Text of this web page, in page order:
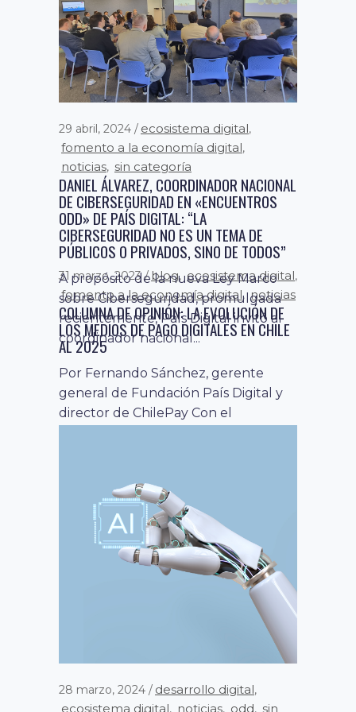
29 abril, 2024 ecosistema digital,
fomento a la economía digital,
noticias, sin categoría
DANIEL ÁLVAREZ, COORDINADOR NACIONAL
DE CIBERSEGURIDAD EN «ENCUENTROS
ODD» DE PAÍS DIGITAL: “LA
CIBERSEGURIDAD NO ES UN TEMA DE
PÚBLICOS O PRIVADOS, SINO DE TODOS”
A propósito de la nueva Ley Marco
sobre Ciberseguridad, promulgada
recientemente, País Digital invitó al
coordinador nacional...
28 marzo, 2024 desarrollo digital,
ecosistema digital, noticias, odd, sin
31 marzo, 2023 blog,ecosistema digital,
fomento a la economía digital,noticias
COLUMNA DE OPINIÓN: LA EVOLUCIÓN DE
LOS MEDIOS DE PAGO DIGITALES EN CHILE
AL 2025
Por Fernando Sánchez, gerente
general de Fundación País Digital y
director de ChilePay Con el